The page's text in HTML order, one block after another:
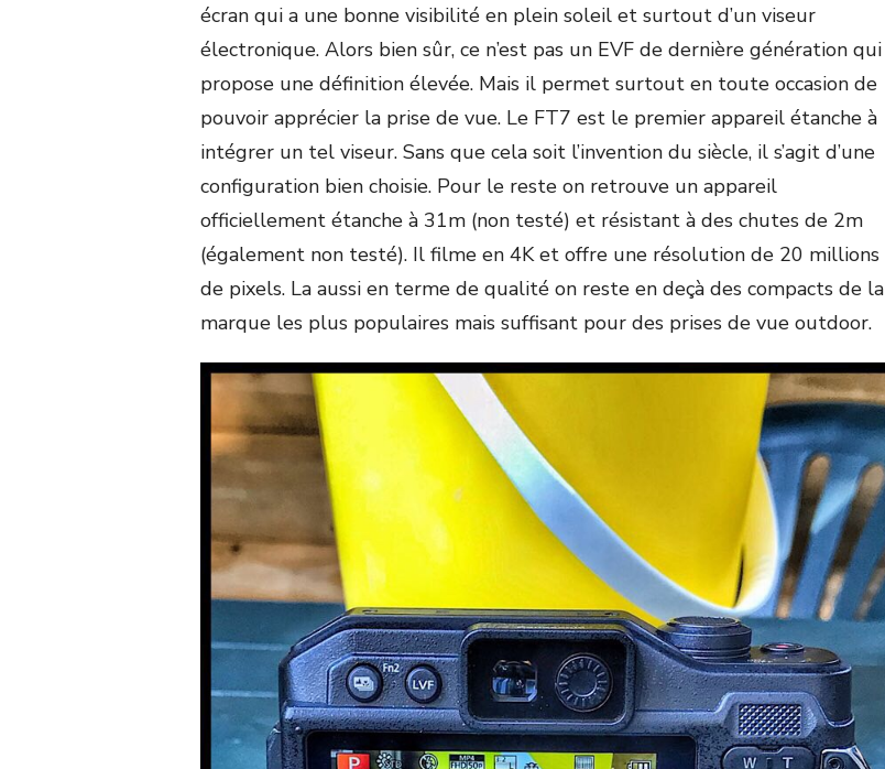
écran qui a une bonne visibilité en plein soleil et surtout d’un viseur
électronique. Alors bien sûr, ce n’est pas un EVF de dernière génération qui
propose une définition élevée. Mais il permet surtout en toute occasion de
pouvoir apprécier la prise de vue. Le FT7 est le premier appareil étanche à
intégrer un tel viseur. Sans que cela soit l’invention du siècle, il s’agit d’une
configuration bien choisie. Pour le reste on retrouve un appareil
officiellement étanche à 31m (non testé) et résistant à des chutes de 2m
(également non testé). Il filme en 4K et offre une résolution de 20 millions
de pixels. La aussi en terme de qualité on reste en deçà des compacts de la
marque les plus populaires mais suffisant pour des prises de vue outdoor.